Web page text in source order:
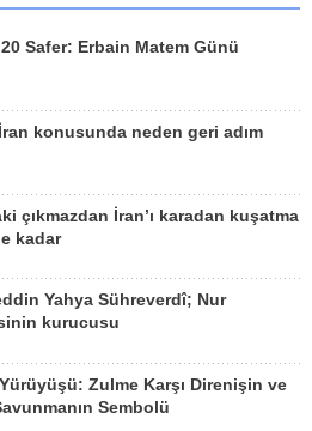
Safer: Erbain Matem Günü
konusunda neden geri adım
çıkmazdan İran’ı karadan kuşatma
kadar
Yahya Sühreverdî; Nur
kurucusu
Zulme Karşı Direnişin ve
Sembolü